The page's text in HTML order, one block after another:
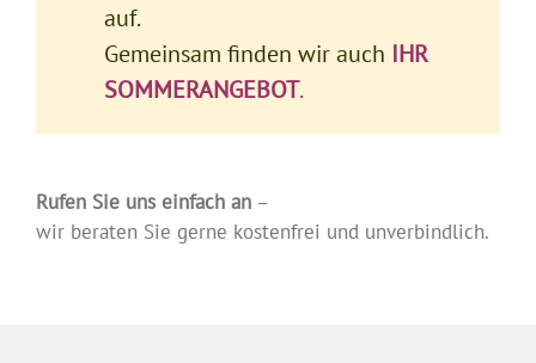
auf.
Gemeinsam finden wir auch IHR
SOMMERANGEBOT..
Rufen Sie uns einfach an–
wir beraten Sie gerne kostenfrei und unverbindlich.